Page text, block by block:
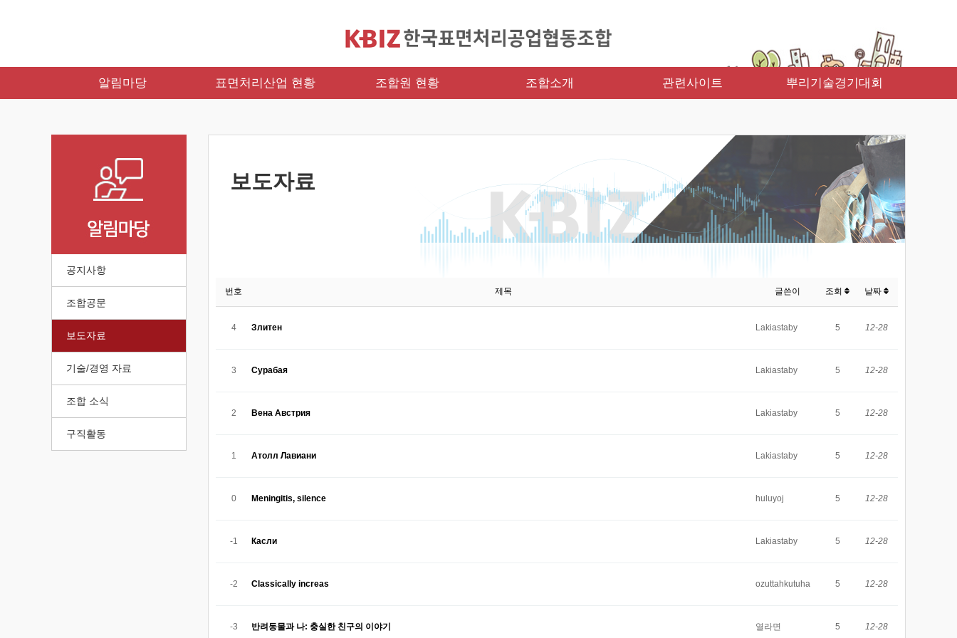
알림마당 표면처리산업 현황 조합원 현황 조합소개 관련사이트 뿌리기술경기대회
공지사항
조합공문
보도자료
기술/경영 자료
조합 소식
구직활동
보도자료
번호 제목 글쓴이 조회 날짜
4 Злитен Lakiastaby 5 12-28
3 Сурабая Lakiastaby 5 12-28
2 Вена Австрия Lakiastaby 5 12-28
1 Атолл Лавиани Lakiastaby 5 12-28
0 Meningitis, silence huluyoj 5 12-28
-1 Касли Lakiastaby 5 12-28
-2 Classically increas ozuttahkutuha 5 12-28
-3 반려동물과 나: 충실한 친구의 이야기 열라면 5 12-28